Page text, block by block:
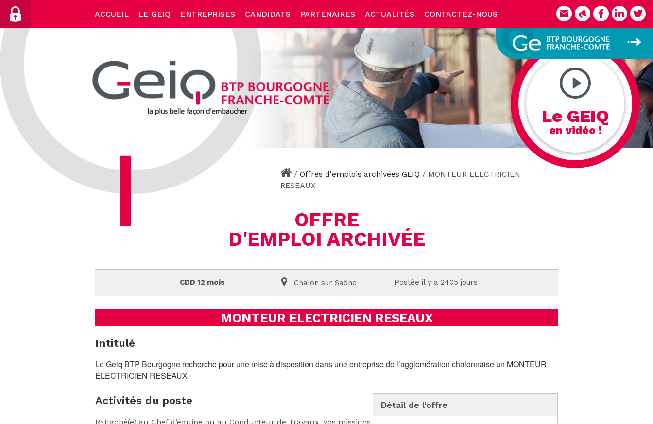
Skip
content
ACCUEIL LE GEIQ ENTREPRISES CANDIDATS PARTENAIRES ACTUALITÉS CONTACTEZ-NOUS
Le GEIQ
en vidéo !
/ Offres d'emplois archivées GEIQ / MONTEUR ELECTRICIEN
RESEAUX
OFFRE
D'EMPLOI ARCHIVÉE
CDD 12 mois Chalon sur Saône Postée il y a 2405 jours
MONTEUR ELECTRICIEN RESEAUX
Intitulé
Le Geiq BTP Bourgogne recherche pour une mise à disposition dans une entreprise de l’agglomération chalonnaise un MONTEUR
ELECTRICIEN RESEAUX
Activités du poste
Rattaché(e) au Chef d’équipe ou au Conducteur de Travaux, vos missions
Détail de l’offre